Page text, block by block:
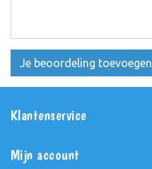
Je beoordeling toevoegen
Klantenservice
Mijn account